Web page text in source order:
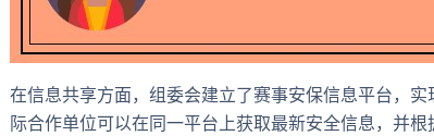
在信息共享方面，组委会建立了赛事安保信息平台，
际合作单位可以在同一平台上获取最新安全信息，并